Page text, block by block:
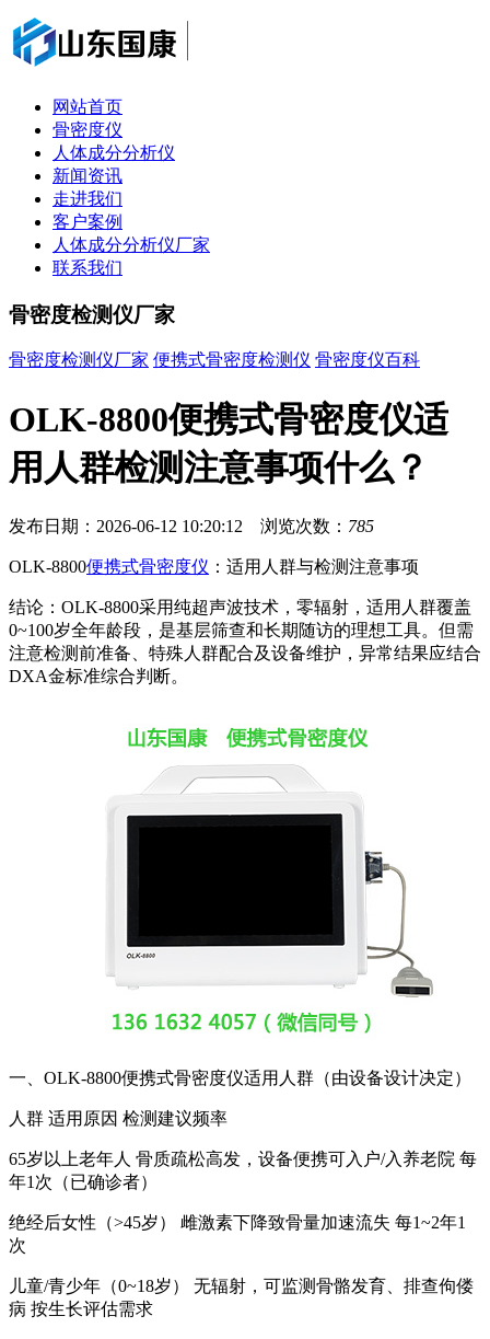
网站首页
骨密度仪
人体成分分析仪
新闻资讯
走进我们
客户案例
人体成分分析仪厂家
联系我们
骨密度检测仪厂家
骨密度检测仪厂家 便携式骨密度检测仪 骨密度仪百科
OLK-8800便携式骨密度仪适
用人群检测注意事项什么？
发布日期：2026-06-12 10:20:12 浏览次数： 785
OLK-8800便携式骨密度仪 ：适用人群与检测注意事项
结论：OLK-8800采用纯超声波技术，零辐射，适用人群覆盖
0~100岁全年龄段，是基层筛查和长期随访的理想工具。但需
注意检测前准备、特殊人群配合及设备维护，异常结果应结合
DXA金标准综合判断。
一、OLK-8800便携式骨密度仪适用人群（由设备设计决定）
人群 适用原因 检测建议频率
65岁以上老年人 骨质疏松高发，设备便携可入户/入养老院 每
年1次（已确诊者）
绝经后女性（>45岁） 雌激素下降致骨量加速流失 每1~2年1
次
儿童/青少年（0~18岁） 无辐射，可监测骨骼发育、排查佝偻
病 按生长评估需求